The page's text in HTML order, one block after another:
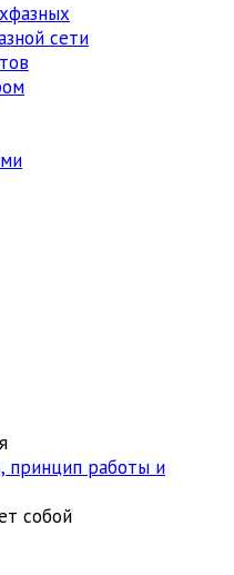
сети
принцип работы и
собой